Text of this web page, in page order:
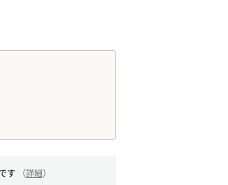
です （詳細）